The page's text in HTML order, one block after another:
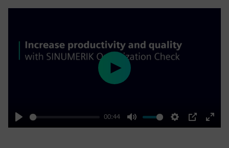
Play
00:44
Mute Settings
PIP
Enter
Play